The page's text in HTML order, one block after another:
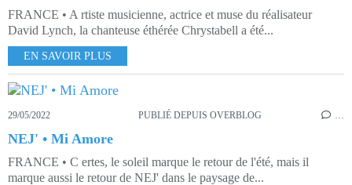
FRANCE • A rtiste musicienne, actrice et muse du réalisateur
David Lynch, la chanteuse éthérée Chrystabell a été...
EN SAVOIR PLUS
29/05/2022 PUBLIÉ DEPUIS OVERBLOG …
NEJ' • Mi Amore
FRANCE • C ertes, le soleil marque le retour de l'été, mais il
marque aussi le retour de NEJ' dans le paysage de...